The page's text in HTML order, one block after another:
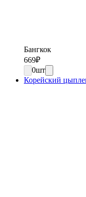
Бангкок
669₽
0шт
Корейский